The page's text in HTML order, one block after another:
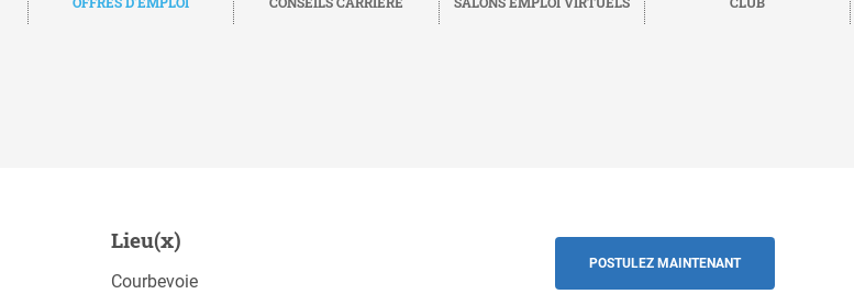
POSTULEZ MAINTENANT
Lieu(x)
Courbevoie
POSTULEZ MAINTENANT